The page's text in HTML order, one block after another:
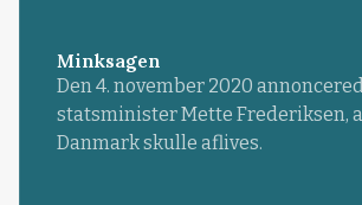
Minksagen
Den 4. november 2020
statsminister Mette Frederiksen,
Danmark skulle aflives.